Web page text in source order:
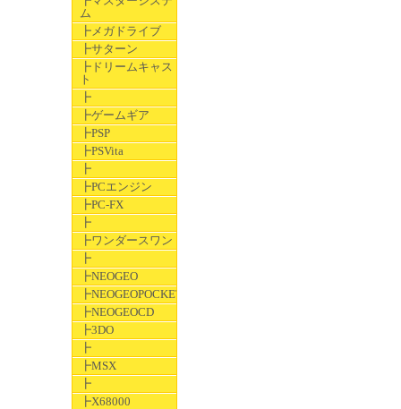
ム
┣メガドライブ
┣サターン
┣ドリームキャス
ト
┣
┣ゲームギア
┣PSP
┣PSVita
┣
┣PCエンジン
┣PC-FX
┣
┣ワンダースワン
┣
┣NEOGEO
┣NEOGEOPOCKET
┣NEOGEOCD
┣3DO
┣
┣MSX
┣
┣X68000